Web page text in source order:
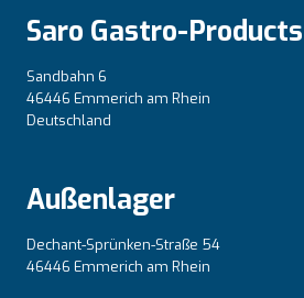
Saro Gastro-
Sandbahn 6
46446 Emmerich am Rhein
Deutschland
Außenlager
Dechant-Sprünken-Straße 54
46446 Emmerich am Rhein